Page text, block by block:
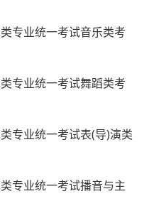
业统一考试音乐类考
业统一考试舞蹈类考
业统一考试表(导)演类
业统一考试播音与主